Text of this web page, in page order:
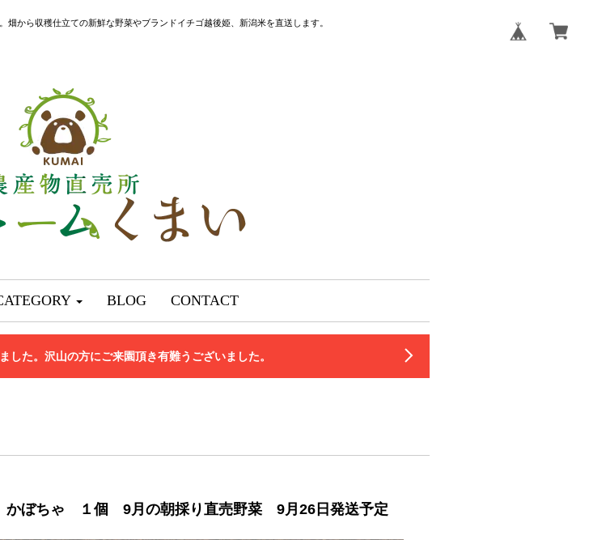
から収穫仕立ての新鮮な野菜やブランドイチゴ越後姫、新潟米を直送します。
BLOG CONTACT
した。沢山の方にご来園頂き有難うございました。
かぼちゃ １個 9月の朝採り直売野菜 9月26日発送予定